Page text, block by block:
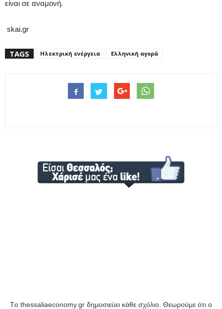
είναι σε αναμονή.
skai.gr
TAGS Ηλεκτρική ενέργεια Ελληνική αγορά
Tο thessaliaeconomy.gr δημοσιεύει κάθε σχόλιο. Θεωρούμε ότι ο